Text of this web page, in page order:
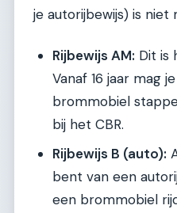
je autorijbewijs) is niet
Rijbewijs AM: Dit is
Vanaf 16 jaar mag
brommobiel
bij het CBR.
Rijbewijs B (auto):
bent van een
een brommobiel